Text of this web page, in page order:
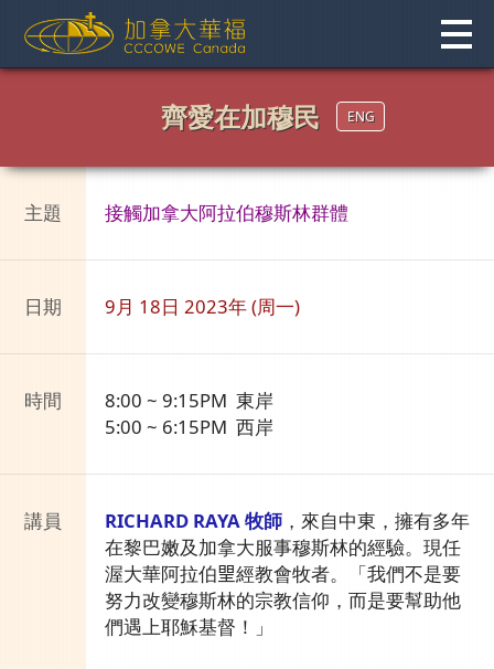
content
齊愛在加穆民 ENG
主題 接觸加拿大阿拉伯穆斯林群體
日期 9月 18日 2023年 (周一)
時間
8:00 ~ 9:15PM 東岸
5:00 ~ 6:15PM 西岸
講員 RICHARD RAYA 牧師，來自中東，擁有多年
在黎巴嫩及加拿大服事穆斯林的經驗。現任
渥大華阿拉伯𤦉經教會牧者。「我們不是要
努力改變穆斯林的宗教信仰，而是要幫助他
們遇上耶穌基督！」